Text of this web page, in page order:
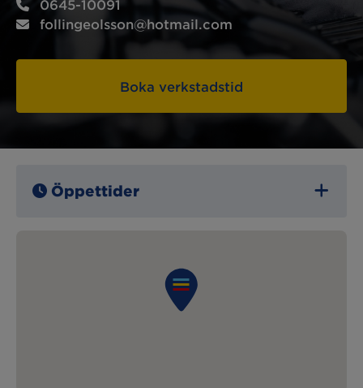
0645-10091
follingeolsson@hotmail.com
Boka verkstadstid
Öppettider
07:00 – 16:00
07:00 – 16:00
07:00 – 16:00